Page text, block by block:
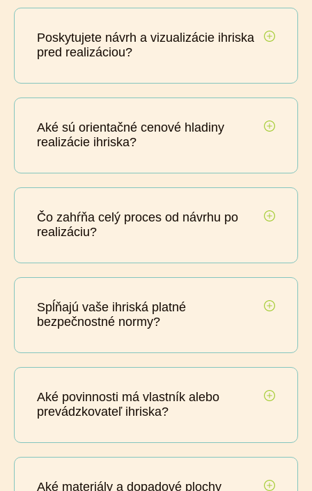
Poskytujete návrh a vizualizácie ihriska
pred realizáciou?
Aké sú orientačné cenové hladiny
realizácie ihriska?
Čo zahŕňa celý proces od návrhu po
realizáciu?
Spĺňajú vaše ihriská platné
bezpečnostné normy?
Aké povinnosti má vlastník alebo
prevádzkovateľ ihriska?
Aké materiály a dopadové plochy